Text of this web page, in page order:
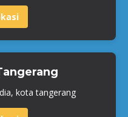
kota tangerang